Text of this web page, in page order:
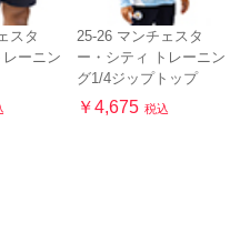
スタ
ーニン
25-26 マンチェスタ
ー・シティ トレーニン
グ1/4ジップトップ
￥4,675 税込